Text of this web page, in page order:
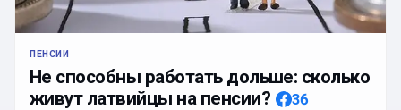
ПЕНСИИ
Не способны работать дольше: сколько
живут латвийцы на пенсии?
36